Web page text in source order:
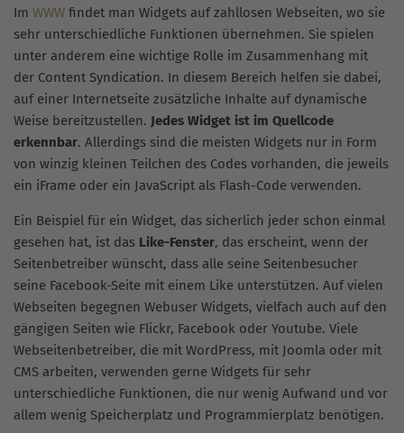
Im WWW findet man Widgets auf zahllosen Webseiten, wo sie
sehr unterschiedliche Funktionen übernehmen. Sie spielen
unter anderem eine wichtige Rolle im Zusammenhang mit
der Content Syndication. In diesem Bereich helfen sie dabei,
auf einer Internetseite zusätzliche Inhalte auf dynamische
Weise bereitzustellen. Jedes Widget ist im Quellcode
erkennbar. Allerdings sind die meisten Widgets nur in Form
von winzig kleinen Teilchen des Codes vorhanden, die jeweils
ein iFrame oder ein JavaScript als Flash-Code verwenden.
Ein Beispiel für ein Widget, das sicherlich jeder schon einmal
gesehen hat, ist das Like-Fenster, das erscheint, wenn der
Seitenbetreiber wünscht, dass alle seine Seitenbesucher
seine Facebook-Seite mit einem Like unterstützen. Auf vielen
Webseiten begegnen Webuser Widgets, vielfach auch auf den
gängigen Seiten wie Flickr, Facebook oder Youtube. Viele
Webseitenbetreiber, die mit WordPress, mit Joomla oder mit
CMS arbeiten, verwenden gerne Widgets für sehr
unterschiedliche Funktionen, die nur wenig Aufwand und vor
allem wenig Speicherplatz und Programmierplatz benötigen.